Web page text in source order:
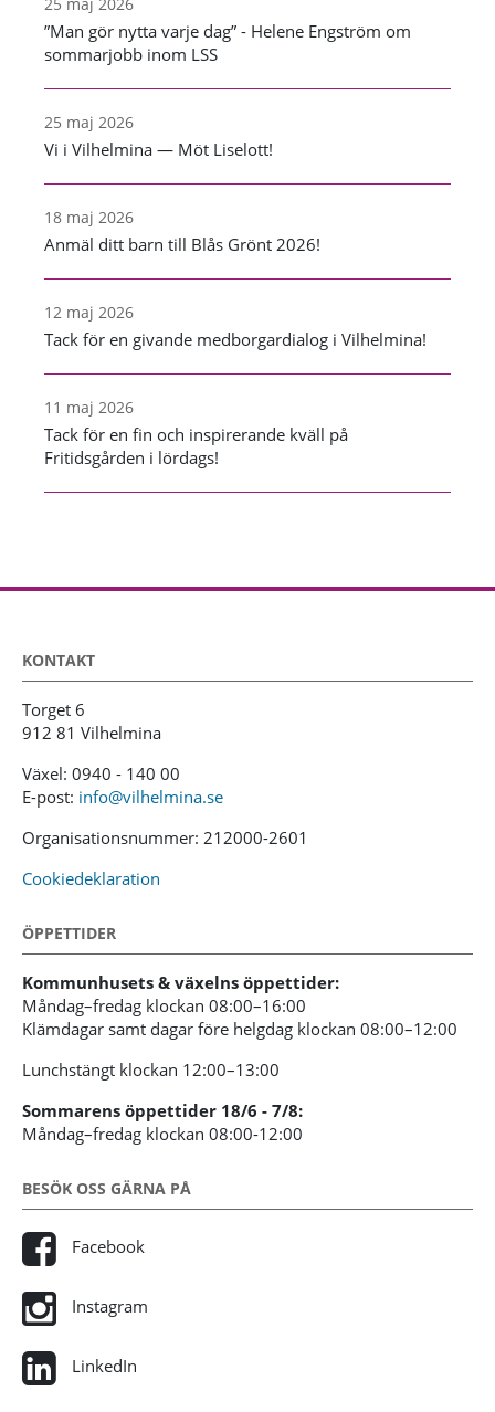
”Man gör nytta varje dag” - Helene Engström om
sommarjobb inom LSS
25 maj 2026
Vi i Vilhelmina — Möt Liselott!
18 maj 2026
Anmäl ditt barn till Blås Grönt 2026!
12 maj 2026
Tack för en givande medborgardialog i Vilhelmina!
11 maj 2026
Tack för en fin och inspirerande kväll på
Fritidsgården i lördags!
KONTAKT
Torget 6
912 81 Vilhelmina
Växel: 0940 - 140 00
E-post: info@vilhelmina.se
Organisationsnummer: 212000-2601
Cookiedeklaration
ÖPPETTIDER
Kommunhusets & växelns öppettider:
Måndag–fredag klockan 08:00–16:00
Klämdagar samt dagar före helgdag klockan 08:00–12:00
Lunchstängt klockan 12:00–13:00
Sommarens öppettider 18/6 - 7/8:
Måndag–fredag klockan 08:00-12:00
BESÖK OSS GÄRNA PÅ
Facebook
Instagram
LinkedIn